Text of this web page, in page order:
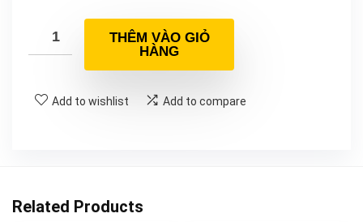
THÊM VÀO GIỎ
HÀNG
Add to wishlist Add to compare
Related Products